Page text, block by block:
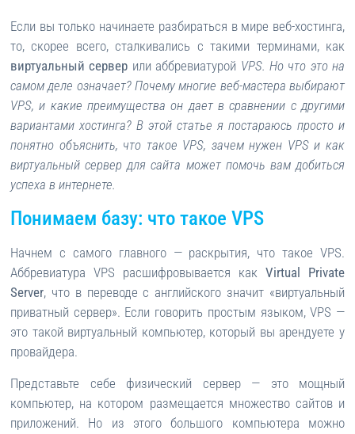
Если вы только начинаете разбираться в мире веб-хостинга,
то, скорее всего, сталкивались с такими терминами, как
виртуальный сервер или аббревиатурой VPS. Но что это на
самом деле означает? Почему многие веб-мастера выбирают
VPS, и какие преимущества он дает в сравнении с другими
вариантами хостинга? В этой статье я постараюсь просто и
понятно объяснить, что такое VPS, зачем нужен VPS и как
виртуальный сервер для сайта может помочь вам добиться
успеха в интернете.
Понимаем базу: что такое VPS
Начнем с самого главного — раскрытия, что такое VPS.
Аббревиатура VPS расшифровывается как Virtual Private
Server, что в переводе с английского значит «виртуальный
приватный сервер». Если говорить простым языком, VPS —
это такой виртуальный компьютер, который вы арендуете у
провайдера.
Представьте себе физический сервер — это мощный
компьютер, на котором размещается множество сайтов и
приложений. Но из этого большого компьютера можно